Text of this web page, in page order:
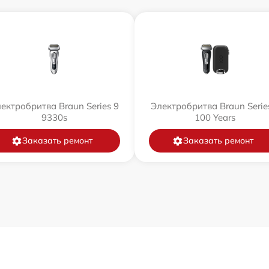
Braun Series 9
9330s
Заказать ремонт
Электробритва Braun
100 Years
Заказать ремонт